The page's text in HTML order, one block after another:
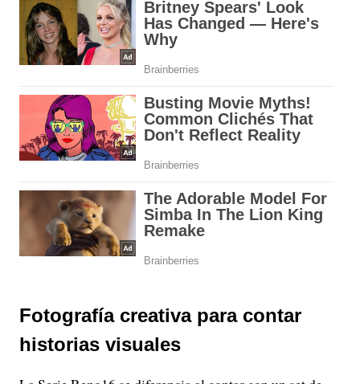
Fotografía creativa para contar
historias visuales